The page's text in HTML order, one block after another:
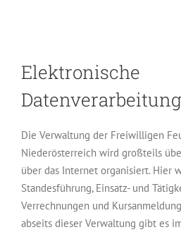
Elektronische
Datenverarbeitung
Die Verwaltung der Freiwilligen
Niederösterreich wird großteils
über das Internet organisiert. Hier
Standesführung, Einsatz- und
Verrechnungen und
abseits dieser Verwaltung gibt es